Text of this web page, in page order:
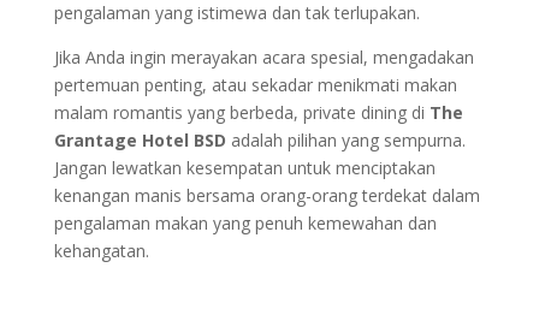
pengalaman yang istimewa dan tak terlupakan.
Jika Anda ingin merayakan acara spesial, mengadakan
pertemuan penting, atau sekadar menikmati makan
malam romantis yang berbeda, private dining di The
Grantage Hotel BSD adalah pilihan yang sempurna.
Jangan lewatkan kesempatan untuk menciptakan
kenangan manis bersama orang-orang terdekat dalam
pengalaman makan yang penuh kemewahan dan
kehangatan.